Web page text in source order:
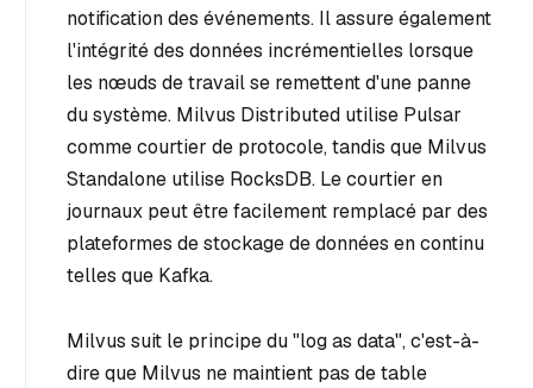
notification des événements. Il assure également
l'intégrité des données incrémentielles lorsque
les nœuds de travail se remettent d'une panne
du système. Milvus Distributed utilise Pulsar
comme courtier de protocole, tandis que Milvus
Standalone utilise RocksDB. Le courtier en
journaux peut être facilement remplacé par des
plateformes de stockage de données en continu
telles que Kafka.
Milvus suit le principe du "log as data", c'est-à-
dire que Milvus ne maintient pas de table